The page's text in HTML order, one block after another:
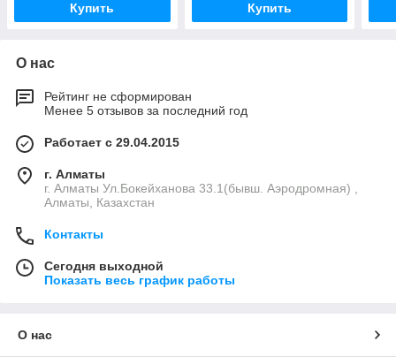
Купить Купить
О нас
Рейтинг не сформирован
Менее 5 отзывов за последний год
Работает с 29.04.2015
г. Алматы
г. Алматы Ул.Бокейханова 33.1(бывш. Аэродромная) ,
Алматы, Казахстан
Контакты
Сегодня выходной
Показать весь график работы
О нас